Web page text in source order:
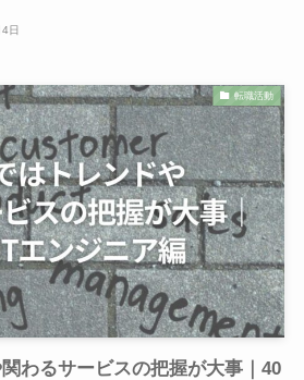
日
転職活動
わるサービスの把握が大事｜40